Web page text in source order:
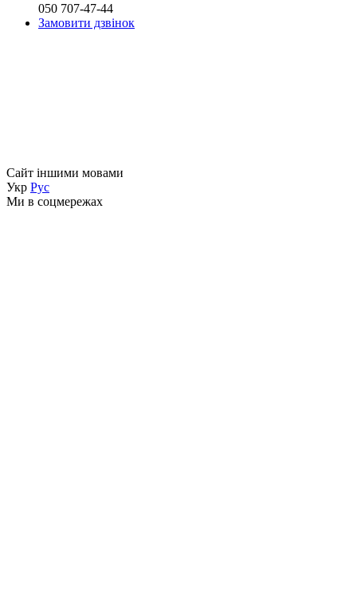
050 707-47-44
Замовити дзвінок
Сайт іншими мовами
Укр Рус
Ми в соцмережах